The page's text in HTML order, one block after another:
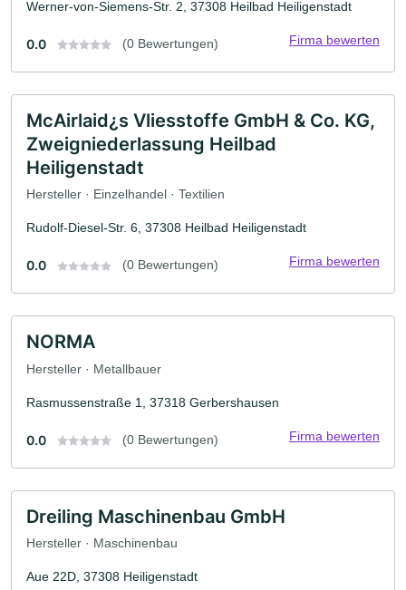
Werner-von-Siemens-Str. 2, 37308 Heilbad Heiligenstadt
0.0 (0 Bewertungen) Firma bewerten
McAirlaid¿s Vliesstoffe GmbH & Co. KG,
Zweigniederlassung Heilbad
Heiligenstadt
Hersteller · Einzelhandel · Textilien
Rudolf-Diesel-Str. 6, 37308 Heilbad Heiligenstadt
0.0 (0 Bewertungen) Firma bewerten
NORMA
Hersteller · Metallbauer
Rasmussenstraße 1, 37318 Gerbershausen
0.0 (0 Bewertungen) Firma bewerten
Dreiling Maschinenbau GmbH
Hersteller · Maschinenbau
Aue 22D, 37308 Heiligenstadt